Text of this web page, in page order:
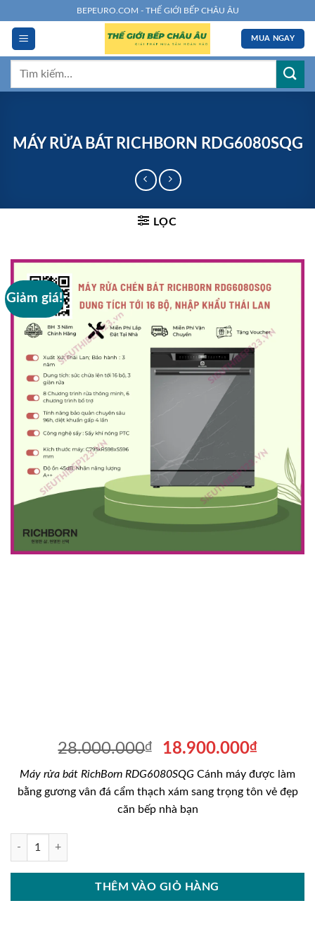
đến
dung
BEPEURO.COM - THẾ GIỚI BẾP CHÂU ÂU
MUA NGAY
Tìm
MÁY RỬA BÁT RICHBORN RDG6080SQG
LỌC
Giảm giá!
28.000.000₫
Giá
là:
28.000.000₫.
18.900.000₫Giá
tại
là:
Máy rửa bát RichBorn RDG6080SQG Cánh máy được làm
bằng gương vân đá cẩm thạch xám sang trọng tôn vẻ đẹp
căn bếp nhà bạn
THÊM VÀO GIỎ HÀNG